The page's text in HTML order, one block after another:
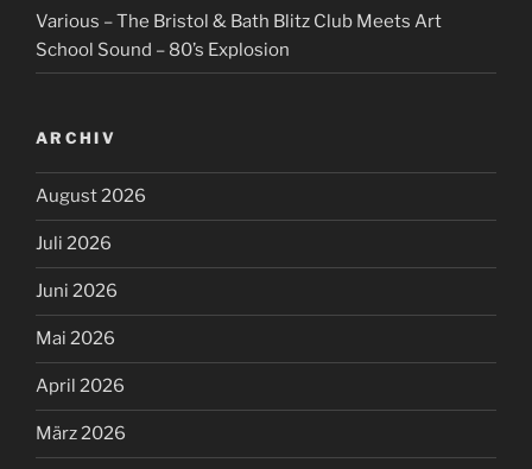
Various – The Bristol & Bath Blitz Club Meets Art
School Sound – 80’s Explosion
ARCHIV
August 2026
Juli 2026
Juni 2026
Mai 2026
April 2026
März 2026